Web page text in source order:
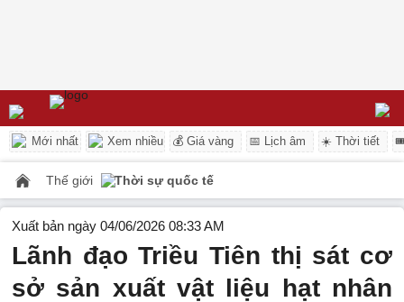
Mới nhất Xem nhiều 💰 Giá vàng 📅 Lịch âm ☀️ Thời tiết
Thế giới Thời sự quốc tế
Xuất bản ngày 04/06/2026 08:33 AM
Lãnh đạo Triều Tiên thị sát cơ
sở sản xuất vật liệu hạt nhân